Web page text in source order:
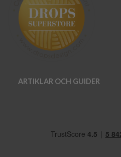
ARTIKLAR OCH GUIDER